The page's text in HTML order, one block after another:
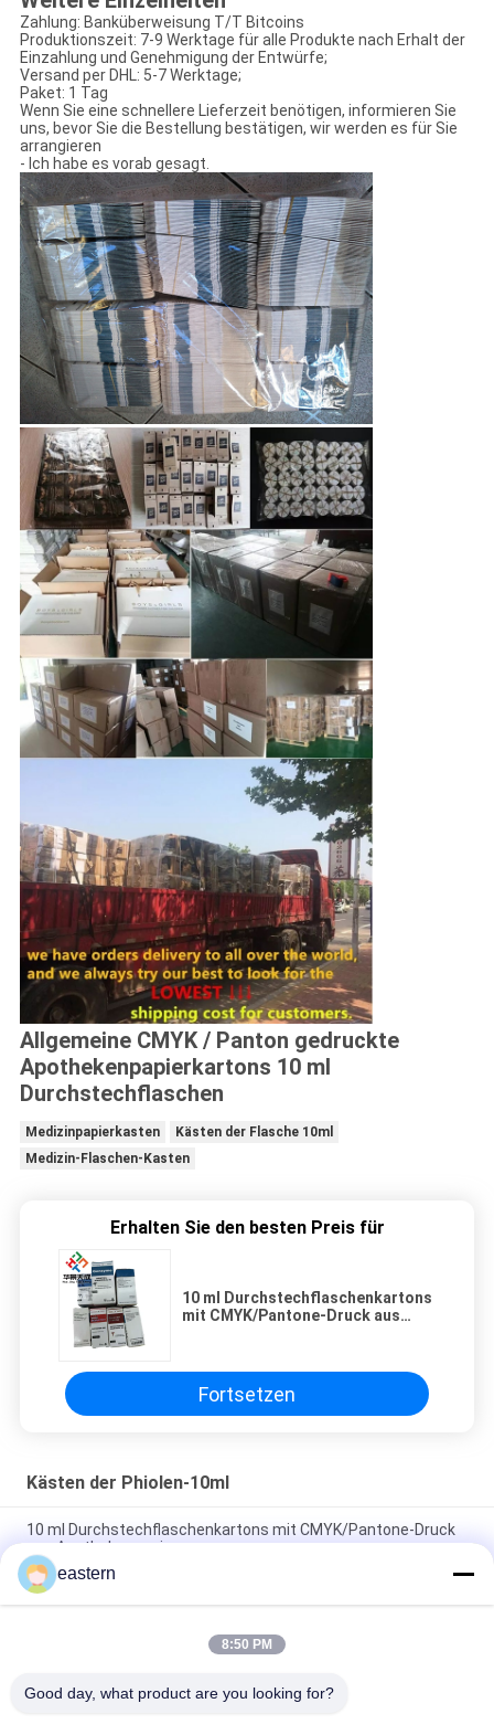
Zahlung: Banküberweisung T/T Bitcoins
Produktionszeit: 7-9 Werktage für alle Produkte nach Erhalt der
Einzahlung und Genehmigung der Entwürfe;
Versand per DHL: 5-7 Werktage;
Paket: 1 Tag
Wenn Sie eine schnellere Lieferzeit benötigen, informieren Sie
uns, bevor Sie die Bestellung bestätigen, wir werden es für Sie
arrangieren
- Ich habe es vorab gesagt.
Allgemeine CMYK / Panton gedruckte
Apothekenpapierkartons 10 ml
Durchstechflaschen
Medizinpapierkasten
Kästen der Flasche 10ml
Medizin-Flaschen-Kasten
Erhalten Sie den besten Preis für
10 ml Durchstechflaschenkartons
mit CMYK/Pantone-Druck aus
Fortsetzen
Kästen der Phiolen-10ml
10 ml Durchstechflaschenkartons mit CMYK/Pantone-Druck
aus Apothekenpapier
Anpassungsfähige 10 ml Durchstechflaschen-Boxen Papier
glänzende Veredelung für Steroid-Deka-Flaschen Verpackung
300 g Papierverpackung Pharmazeutische Glasflaschen Box
eastern
8:50 PM
Good day, what product are you looking for?